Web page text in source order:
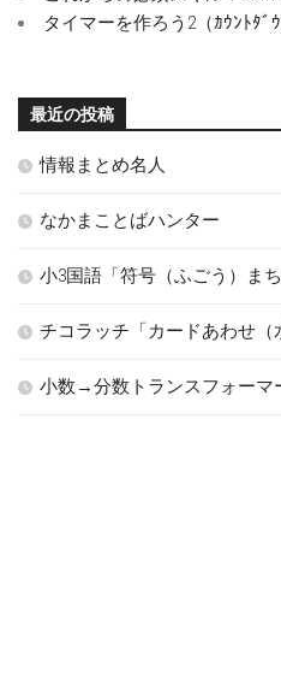
タイマーを作ろう2（ｶｳﾝﾄﾀﾞｳ
最近の投稿
情報まとめ名人
なかまことばハンター
小3国語「符号（ふごう）まち
チコラッチ「カードあわせ（
小数→分数トランスフォーマ